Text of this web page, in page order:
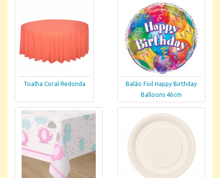
Toalha Coral Redonda
Balão Foil Happy Birthday
Balloons 46cm